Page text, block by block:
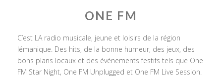
ONE FM
C’est LA radio musicale, jeune et loisirs de la région
lémanique. Des hits, de la bonne humeur, des jeux, des
bons plans locaux et des événements festifs tels que One
FM Star Night, One FM Unplugged et One FM Live Session.